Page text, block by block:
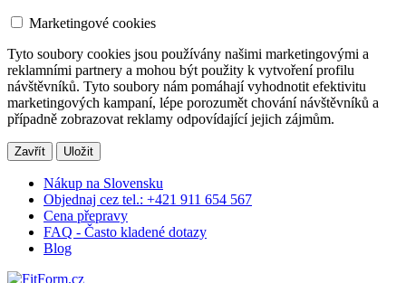
Marketingové cookies
Tyto soubory cookies jsou používány našimi marketingovými a
reklamními partnery a mohou být použity k vytvoření profilu
návštěvníků. Tyto soubory nám pomáhají vyhodnotit efektivitu
marketingových kampaní, lépe porozumět chování návštěvníků a
případně zobrazovat reklamy odpovídající jejich zájmům.
Zavřít Uložit
Nákup na Slovensku
Objednaj cez tel.: +421 911 654 567
Cena přepravy
FAQ - Často kladené dotazy
Blog